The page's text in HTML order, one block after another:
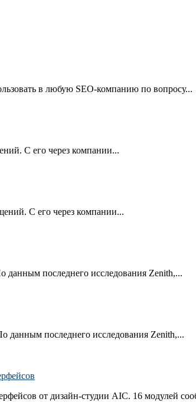
в любую SEO-компанию по вопросу...
С его через компании...
С его через компании...
данным последнего исследования Zenith,...
данным последнего исследования Zenith,...
от дизайн-студии AIC. 16 модулей